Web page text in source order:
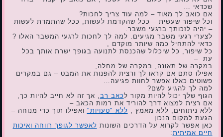
שכדאי …
אם כואב לך מאוד – למה עוד צריך לחכות?
וכל שיפור שעשית – ככל שהקדמת לעשות, ככל שהתמדת לעשות
– יהיה לזכותך ברגעי משבר.
לצערי רגעי משבר מגיעים. למה לך לחכות לרגעי המשבר האלו ?
כדאי להתחיל כמה שיותר מוקדם ,
כל שיפור, כל שיכלול שהכנסת לתנועה בגופך ישרת אותך בכל
עת –
במקרה של תאונה, במקרה של מחלה,
אפילו סתם אם קראו לך ורצית להפנות את המבט – גם במקרים
פשוטים כאלו אפשר לחוות פגיעה…
למה לך להגיע לשם?
הגוף שלך יכול להיות מקור לכאב רב , אך זה לא חייב להיות כך,
אם רצית למצוא דרך להוריד את רמות הכאב –
ללא ניתוחים, ללא מאמץ , ללא "טעויות" ואפילו תוך כדי מנוחה –
הגעת למקום הנכון
כאן אפשר לקרוא על הדרכים השונות לאפשר לגופך רווחה ואיכות
חיים אמיתית: